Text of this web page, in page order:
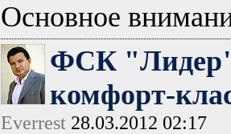
Основное
ФСК "Лидер"
комфорт-
Everrest 28.03.2012 02:17